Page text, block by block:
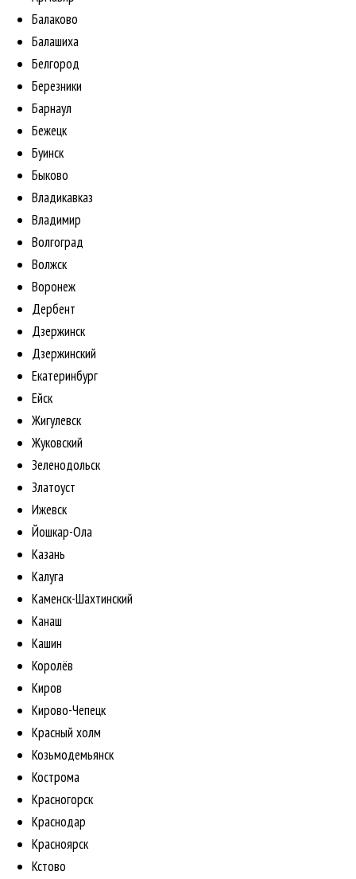
Балаково
Балашиха
Белгород
Березники
Барнаул
Бежецк
Буинск
Быково
Владикавказ
Владимир
Волгоград
Волжск
Воронеж
Дербент
Дзержинск
Дзержинский
Екатеринбург
Ейск
Жигулевск
Жуковский
Зеленодольск
Златоуст
Ижевск
Йошкар-Ола
Казань
Калуга
Каменск-Шахтинский
Канаш
Кашин
Королёв
Киров
Кирово-Чепецк
Красный холм
Козьмодемьянск
Кострома
Красногорск
Краснодар
Красноярск
Кстово